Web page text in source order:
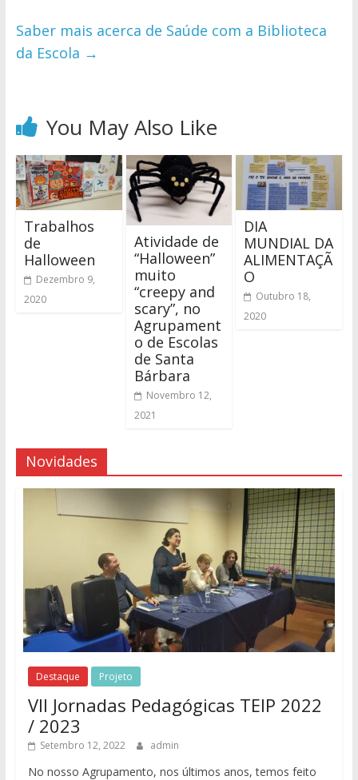
Saber mais acerca de Saúde com a Biblioteca
da Escola →
You May Also Like
Trabalhos
de
Halloween
Dezembro 9,
2020
Atividade de
“Halloween”
muito
“creepy and
scary”, no
Agrupament
o de Escolas
de Santa
Bárbara
Novembro 12,
2021
DIA
MUNDIAL DA
ALIMENTAÇÃ
O
Outubro 18,
2020
Novidades
Destaque Projeto
VII Jornadas Pedagógicas TEIP 2022
/ 2023
Setembro 12, 2022 admin
No nosso Agrupamento, nos últimos anos, temos feito